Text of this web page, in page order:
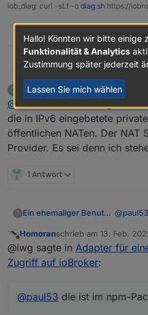
iob_diag: curl -sLf -o diag.sh https://
Thomas Braun@iwg sagte in
Remote-Zugriff
gateway
remote Geräten.
Bei DualStack
ipv4
?
Offline
Ein ehemaliger Benutzerschrieb
zuletzt
@thomas-braunNa irgendwie
die in IPv6 eingebetete
öffentlichen NATen. Der NAT
Provider. Es sei denn ich
1 Antwort
? Ein ehemaliger Benutzer @paul53
Offline
Homoranschrieb am 13. Feb.
zuletzt editiert von
@iwg sagte in Adapter für
Zugriff auf ioBroker:
@paul53 die ist im npm-
Hallo! Könnten wir bitte einige
Funktionalität & Analytics
Zustimmung später jederzeit
Lassen Sie mich wählen